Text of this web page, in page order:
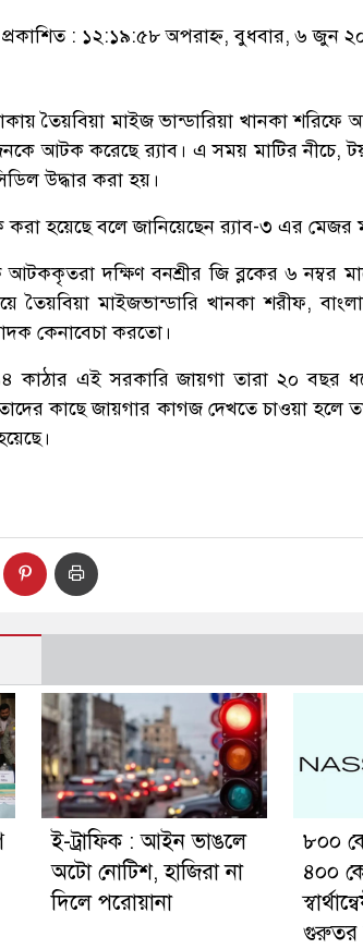
প্রকাশিত : ১২:১৯:৫৮ অপরাহ্ন, বুধবার, ৬ জুন
তৈয়বিয়া মাইজ ভান্ডারিয়া খানকা শরিফে
আটক করেছে র‌্যাব। এ সময় মাটির নীচে,
উদ্ধার করা হয়।
হয়েছে বলে জানিয়েছেন র‌্যাব-৩ এর মেজর
আটককৃতরা দক্ষিণ বনশ্রীর জি ব্লকের ৬ নম্বর
তৈয়বিয়া মাইজভান্ডারি খানকা শরীফ,
কেনাবেচা করতো।
কাঠার এই সরকারি জায়গা তারা ২০ বছর
কাছে জায়গার কাগজ দেখতে চাওয়া হলে
ই-ট্রাফিক : আইন ভাঙলে
অটো নোটিশ, হাজিরা না
দিলে পরোয়ানা
৮০০
৪০০
গুরুতর